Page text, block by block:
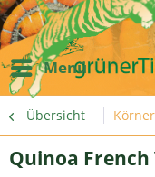
Menü
Übersicht
Quinoa